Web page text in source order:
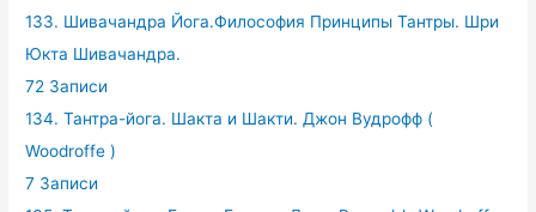
133. Шивачандра Йога.Философия Принципы Тантры. Шри
Юкта Шивачандра.
72 Записи
134. Тантра-йога. Шакта и Шакти. Джон Вудрофф (
Woodroffe )
7 Записи